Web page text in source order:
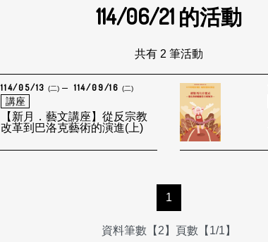
114/06/21 的活動
共有 2 筆活動
114/05/13 (二) 114/09/16 (二)
講座
【新月．藝文講座】從反宗教
改革到巴洛克藝術的演進(上)
1
資料筆數【2】頁數【1/1】